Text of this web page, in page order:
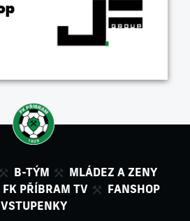
B-TÝM
MLÁDEZ A ZENY
FK PŘÍBRAM TV
FANSHOP
VSTUPENKY